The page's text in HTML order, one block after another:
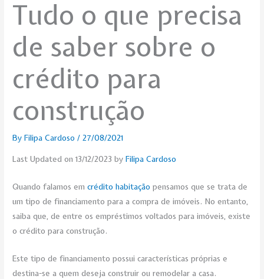
Tudo o que precisa
de saber sobre o
crédito para
construção
ByFilipa Cardoso/27/08/2021
Last Updated on 13/12/2023 byFilipa Cardoso
Quando falamos emcrédito habitação pensamos que se trata de
um tipo de financiamento para a compra de imóveis. No entanto,
saiba que, de entre os empréstimos voltados para imóveis, existe
o crédito para construção.
Este tipo de financiamento possui características próprias e
destina-se a quem deseja construir ou remodelar a casa.